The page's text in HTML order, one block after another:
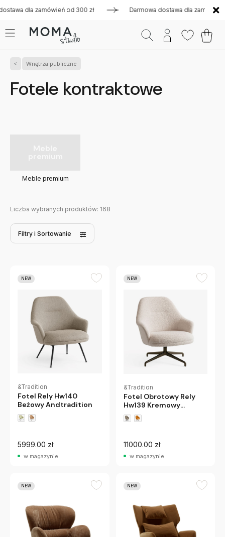
od 300 zł Darmowa dostawa dla zamówień od 300 zł
Wnętrza publiczne
Fotele kontraktowe
Meble premium
Liczba wybranych produktów: 168
Filtry i Sortowanie
NEW
&Tradition
Fotel Rely Hw140
Beżowy Andtradition
5999.00 zł
w magazynie
NEW
&Tradition
Fotel Obrotowy Rely
Hw139 Kremowy
Andtradition
11000.00 zł
w magazynie
NEW NEW